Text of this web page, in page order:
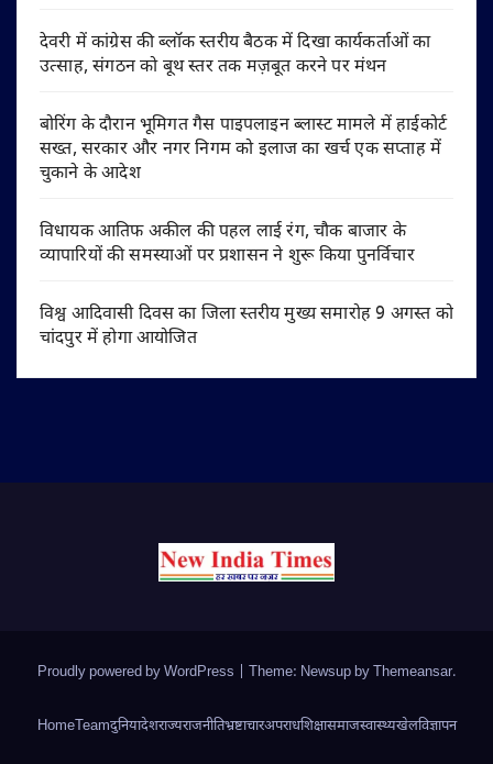
देवरी में कांग्रेस की ब्लॉक स्तरीय बैठक में दिखा कार्यकर्ताओं का
उत्साह, संगठन को बूथ स्तर तक मज़बूत करने पर मंथन
बोरिंग के दौरान भूमिगत गैस पाइपलाइन ब्लास्ट मामले में हाईकोर्ट
सख्त, सरकार और नगर निगम को इलाज का खर्च एक सप्ताह में
चुकाने के आदेश
विधायक आतिफ अकील की पहल लाई रंग, चौक बाजार के
व्यापारियों की समस्याओं पर प्रशासन ने शुरू किया पुनर्विचार
विश्व आदिवासी दिवस का जिला स्तरीय मुख्य समारोह 9 अगस्त को
चांदपुर में होगा आयोजित
Proudly powered by WordPress Theme: Newsup byThemeansar.
HomeTeamदुनियादेशराज्यराजनीतिभ्रष्टाचारअपराधशिक्षासमाजस्वास्थ्यखेलविज्ञापन